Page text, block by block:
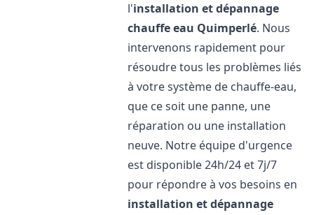
l'installation et dépannage
chauffe eau Quimperlé. Nous
intervenons rapidement pour
résoudre tous les problèmes liés
à votre système de chauffe-eau,
que ce soit une panne, une
réparation ou une installation
neuve. Notre équipe d'urgence
est disponible 24h/24 et 7j/7
pour répondre à vos besoins en
installation et dépannage